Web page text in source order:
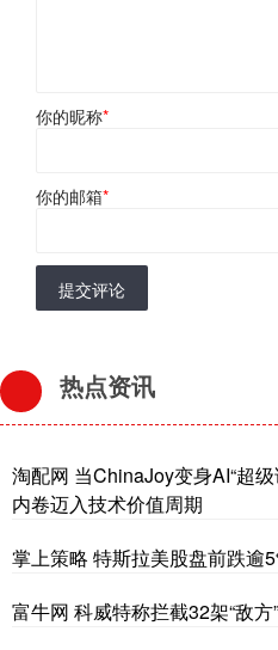
你的昵称*
你的邮箱*
提交评论
热点资讯
淘配网 当ChinaJoy变身AI“超
内卷迈入技术价值周期
掌上策略 特斯拉美股盘前跌逾
富牛网 科威特称拦截32架“敌方